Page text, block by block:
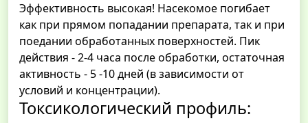
Эффективность высокая! Насекомое погибает
как при прямом попадании препарата, так и при
поедании обработанных поверхностей. Пик
действия - 2-4 часа после обработки, остаточная
активность - 5 -10 дней (в зависимости от
условий и концентрации).
Токсикологический профиль: